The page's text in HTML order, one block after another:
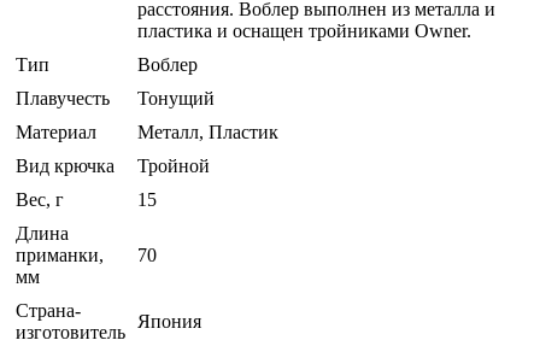
расстояния. Воблер выполнен из металла и
пластика и оснащен тройниками Owner.
Тип
Воблер
Плавучесть
Тонущий
Материал
Металл, Пластик
Вид крючка
Тройной
Вес, г
15
Длина
приманки,
мм
70
Страна-
изготовитель
Япония